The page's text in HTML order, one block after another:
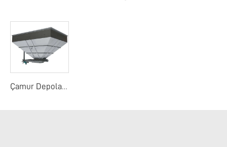
Çamur Depolama Yuvası